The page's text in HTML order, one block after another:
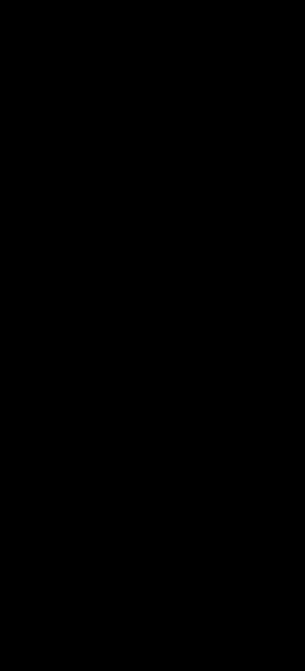
reflektieren und die Stadt
kennenzulernen. Und dies
(
– Auf
Stuttgart 21